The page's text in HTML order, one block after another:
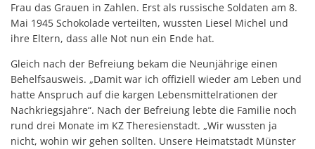
Frau das Grauen in Zahlen. Erst als russische Soldaten am 8.
Mai 1945 Schokolade verteilten, wussten Liesel Michel und
ihre Eltern, dass alle Not nun ein Ende hat.
Gleich nach der Befreiung bekam die Neunjährige einen
Behelfsausweis. „Damit war ich offiziell wieder am Leben und
hatte Anspruch auf die kargen Lebensmittelrationen der
Nachkriegsjahre“. Nach der Befreiung lebte die Familie noch
rund drei Monate im KZ Theresienstadt. „Wir wussten ja
nicht, wohin wir gehen sollten. Unsere Heimatstadt Münster